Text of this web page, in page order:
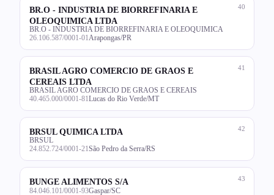
40
BR.O - INDUSTRIA DE BIORREFINARIA E
OLEOQUIMICA LTDA
BR.O - INDUSTRIA DE BIORREFINARIA E OLEOQUIMICA
26.106.587/0001-01 Arapongas/PR
41
BRASIL AGRO COMERCIO DE GRAOS E
CEREAIS LTDA
BRASIL AGRO COMERCIO DE GRAOS E CEREAIS
40.465.000/0001-81 Lucas do Rio Verde/MT
42
BRSUL QUIMICA LTDA
BRSUL
24.852.724/0001-21 São Pedro da Serra/RS
43
BUNGE ALIMENTOS S/A
84.046.101/0001-93Gaspar/SC